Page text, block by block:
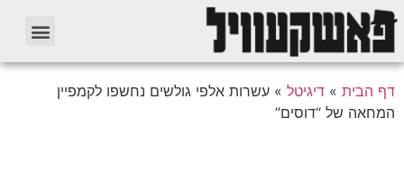
דף הבית » דיגיטל » עשרות אלפי גולשים נחשפו לקמפיין
המחאה של “דוסים”